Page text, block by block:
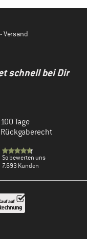
Versand
schnell bei Dir
100 Tage
Rückgaberecht
So bewerten uns
7.693 Kunden